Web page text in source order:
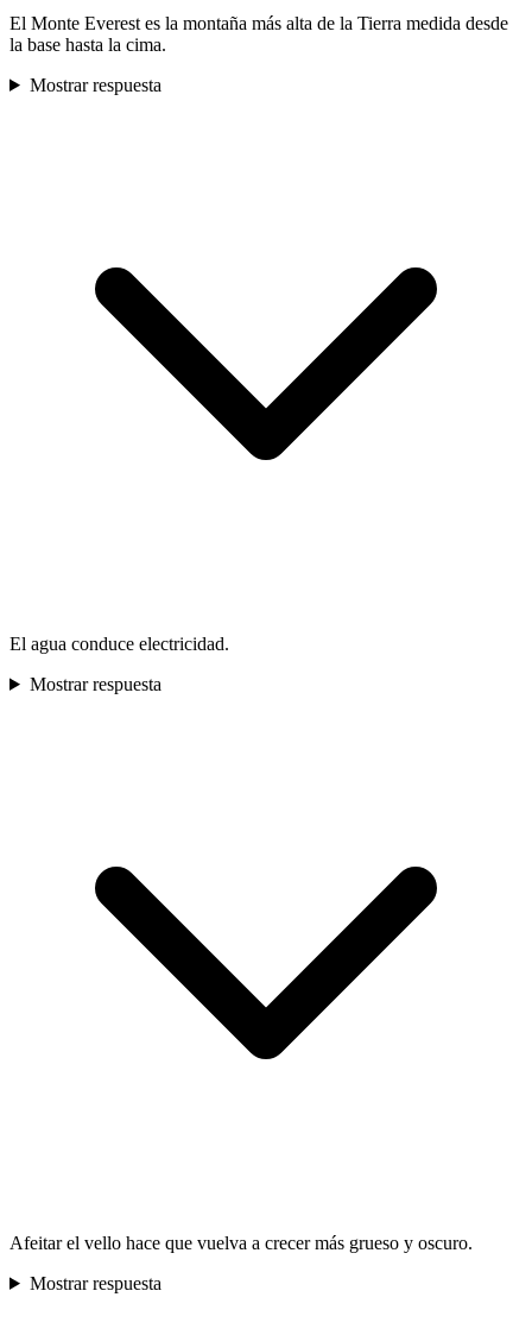
El Monte Everest es la montaña más alta de la Tierra medida desde
la base hasta la cima.
Mostrar respuesta
El agua conduce electricidad.
Mostrar respuesta
Afeitar el vello hace que vuelva a crecer más grueso y oscuro.
Mostrar respuesta